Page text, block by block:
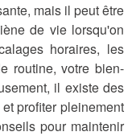
mais il peut être
de vie lorsqu'on
horaires, les
routine, votre bien-
il existe des
profiter pleinement
pour maintenir